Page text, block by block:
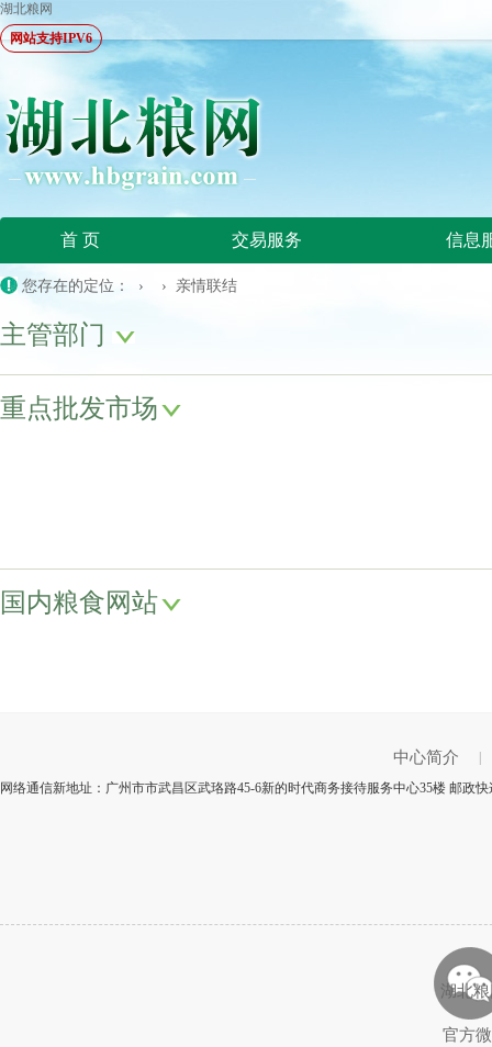
湖北粮网
网站支持IPV6
首 页 交易服务 信息
您存在的定位： › › 亲情联结
主管部门
重点批发市场
国内粮食网站
中心简介
网络通信新地址：广州市市武昌区武珞路45-6新的时代商务接待服务中心35楼 邮政
湖北
官方